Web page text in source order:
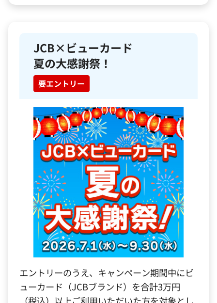
JCB×ビューカード
夏の大感謝祭！
要エントリー
エントリーのうえ、キャンペーン期間中にビ
ューカード（JCBブランド）を合計3万円